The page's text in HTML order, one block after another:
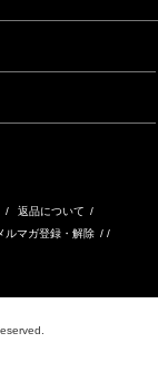
/ 返品について /
ルマガ登録・解除 / /